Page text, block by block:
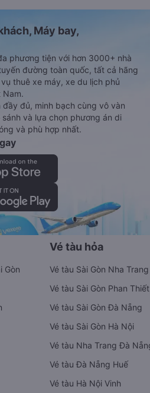
Máy bay,
phương tiện với hơn 3000+ nhà
đường toàn quốc, tất cả hãng
thuê xe máy, xe du lịch phủ
Nam.
đủ, minh bạch cùng vô vàn
và lựa chọn phương án di
và phù hợp nhất.
Gòn
Vé tàu hỏa
Vé tàu Sài Gòn Nha Trang
Vé tàu Sài Gòn Phan Thiết
Vé tàu Sài Gòn Đà Nẵng
Vé tàu Sài Gòn Hà Nội
Vé tàu Nha Trang Đà
Vé tàu Đà Nẵng Huế
Vé tàu Hà Nội Vinh